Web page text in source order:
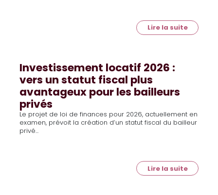
Lire la suite
Investissement locatif 2026 :
vers un statut fiscal plus
avantageux pour les bailleurs
privés
Le projet de loi de finances pour 2026, actuellement en
examen, prévoit la création d’un statut fiscal du bailleur
privé...
Lire la suite